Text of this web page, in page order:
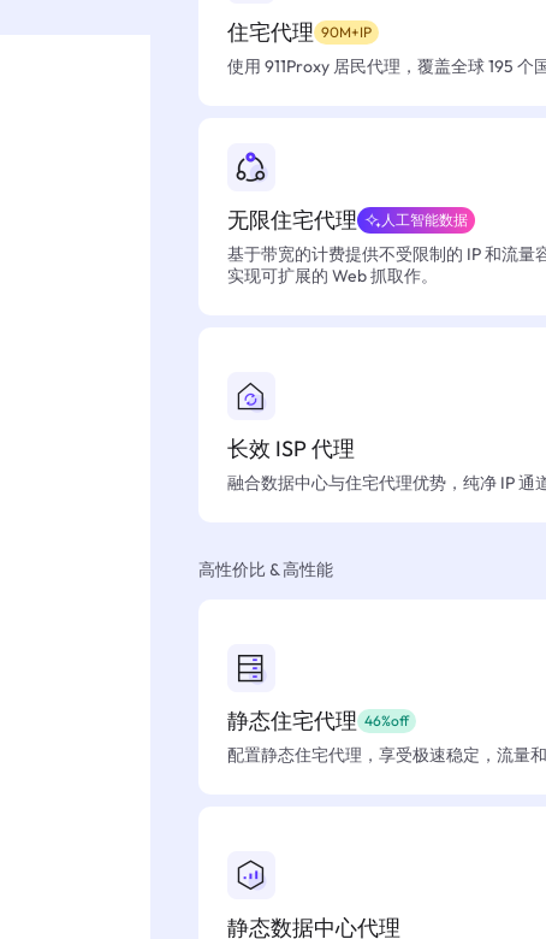
住宅代理 90M+IP
使用 911Proxy 居民代理，覆盖全球 195 个
无限住宅代理 人工智能数据
基于带宽的计费提供不受限制的 IP 和流
实现可扩展的 Web 抓取作。
长效 ISP 代理
融合数据中心与住宅代理优势，纯净 IP 通
高性价比 & 高性能
静态住宅代理 46%off
配置静态住宅代理，享受极速稳定，流量和
静态数据中心代理